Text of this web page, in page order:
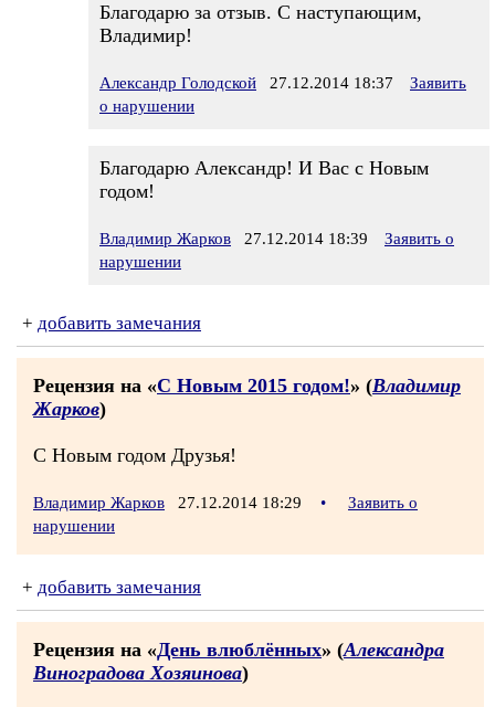
Благодарю за отзыв. С наступающим,
Владимир!
Александр Голодской 27.12.2014 18:37
Заявить
о нарушении
Благодарю Александр! И Вас с Новым
годом!
Владимир Жарков 27.12.2014 18:39
Заявить о
нарушении
+ добавить замечания
Рецензия на «С Новым 2015 годом!» (Владимир
Жарков)
С Новым годом Друзья!
Владимир Жарков 27.12.2014 18:29 •
Заявить о
нарушении
+ добавить замечания
Рецензия на «День влюблённых» (Александра
Виноградова Хозяинова)